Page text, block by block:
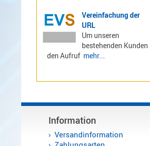
Wintec-
Zubehör
Ersatzteile
Kenwood
Vereinfachung der
URL
Um unseren
bestehenden Kunden
den Aufruf mehr...
Information
Versandinformation